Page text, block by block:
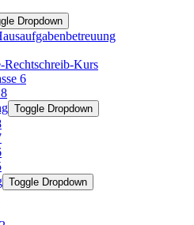
Dropdown
Rechtschreib-Kurs
6
Toggle Dropdown
Toggle Dropdown